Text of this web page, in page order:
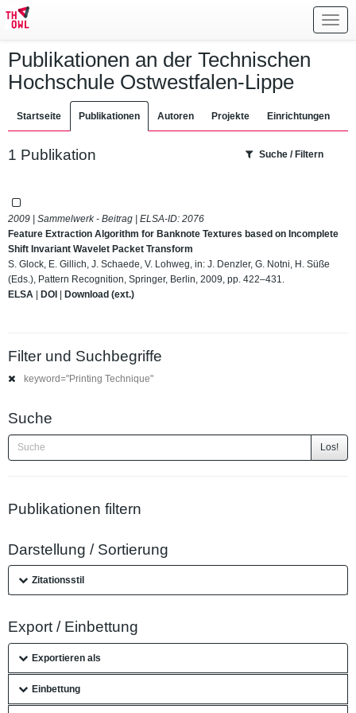
Publikationen an der Technischen
Hochschule Ostwestfalen-Lippe
Startseite Publikationen Autoren Projekte Einrichtungen
1 Publikation Suche / Filtern
2009 | Sammelwerk - Beitrag | ELSA-ID: 2076
Feature Extraction Algorithm for Banknote Textures based on Incomplete
Shift Invariant Wavelet Packet Transform
S. Glock, E. Gillich, J. Schaede, V. Lohweg, in: J. Denzler, G. Notni, H. Süße
(Eds.), Pattern Recognition, Springer, Berlin, 2009, pp. 422–431.
ELSA | DOI | Download (ext.)
Filter und Suchbegriffe
keyword="Printing Technique"
Suche
Los!
Publikationen filtern
Darstellung / Sortierung
Zitationsstil
Export / Einbettung
Exportieren als
Einbettung